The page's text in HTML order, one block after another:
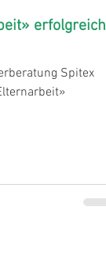
erfolgreich
Spitex